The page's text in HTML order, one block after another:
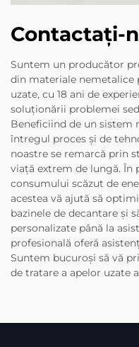
Contactați-
Suntem un producător
din materiale nemetalice
uzate, cu 18 ani de
soluționării problemei
Beneficiind de un
întregul proces și de
noastre se remarcă prin
viață extrem de lungă. În
consumului scăzut de
acestea vă ajută să
bazinele de decantare și
personalizate până la
profesională oferă
Suntem bucuroși să vă
de tratare a apelor uzate